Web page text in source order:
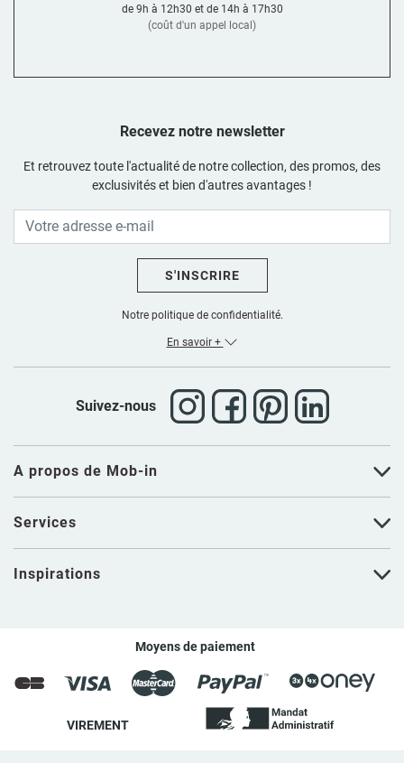
A propos de Mob-in
Services
Inspirations
Recevez notre newsletter
Et retrouvez toute l'actualité de notre collection, des promos, des
exclusivités et bien d'autres avantages !
S'INSCRIRE
Notre politique de confidentialité.
En savoir +
Suivez-nous
de 9h à 12h30 et de 14h à 17h30
(coût d'un appel local)
Moyens de paiement
VIREMENT